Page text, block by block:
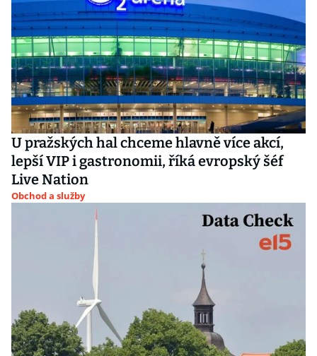
U pražských hal chceme hlavně více akcí,
lepší VIP i gastronomii, říká evropský šéf
Live Nation
Obchod a služby